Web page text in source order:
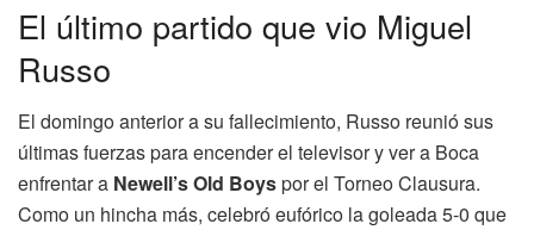
El último partido que vio Miguel
Russo
El domingo anterior a su fallecimiento, Russo reunió sus
últimas fuerzas para encender el televisor y ver a Boca
enfrentar a Newell’s Old Boyspor el Torneo Clausura.
Como un hincha más, celebró eufórico la goleada 5-0 que